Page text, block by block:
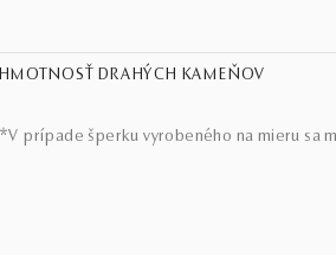
HMOTNOSŤ DRAHÝCH KAMEŇOV
*V prípade šperku vyrobeného na mieru sa